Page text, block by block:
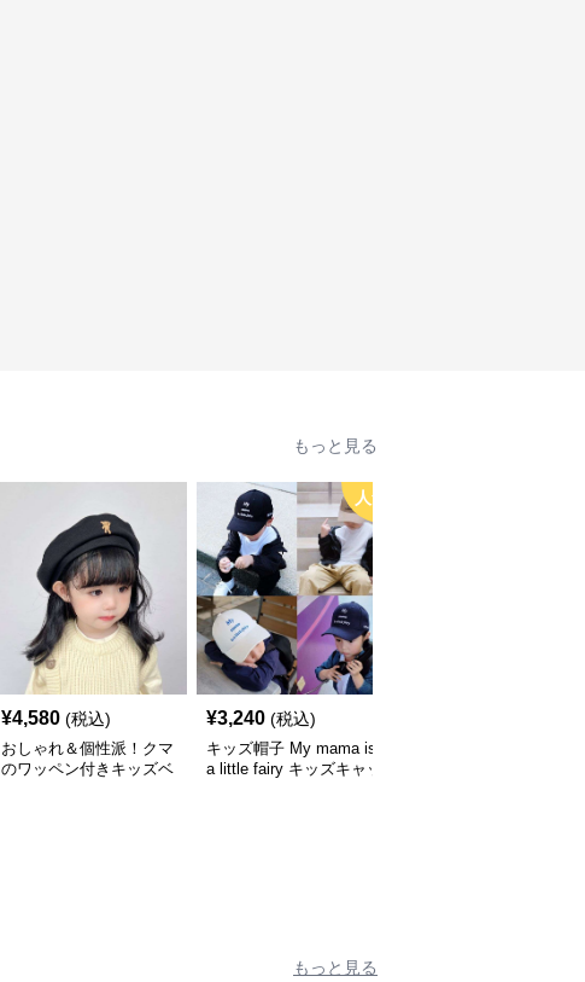
もっと見る
¥4,580 (税込)
おしゃれ＆個性派！クマ
のワッペン付きキッズベ
人気
¥3,240 (税込)
キッズ帽子 My mama is
a little fairy キッズキャッ
もっと見る